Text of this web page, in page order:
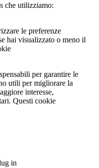
che utilizziamo:
le preferenze
hai visualizzato o meno il
per garantire le
utili per migliorare la
interesse,
Questi cookie
in